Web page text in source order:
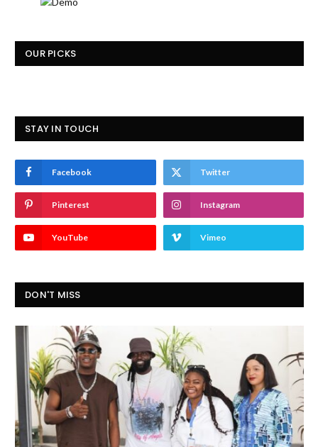
OUR PICKS
STAY IN TOUCH
Facebook Twitter
Pinterest Instagram
YouTube Vimeo
DON'T MISS